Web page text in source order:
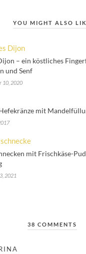
YOU MIGHT ALSO
– ein köstliches
und Senf
10, 2020
mit
mit Frischkäse-
2021
38 COMMENTS